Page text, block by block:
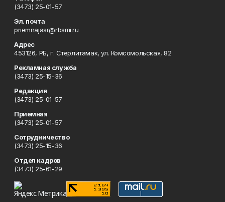
(3473) 25-01-57
Эл. почта
priemnajasr@rbsmi.ru
Адрес
453126, РБ, г. Стерлитамак, ул. Комсомольская, 82
Рекламная служба
(3473) 25-15-36
Редакция
(3473) 25-01-57
Приемная
(3473) 25-01-57
Сотрудничество
(3473) 25-15-36
Отдел кадров
(3473) 25-61-29